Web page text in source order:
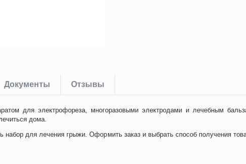
Документы Отзывы
для электрофореза, многоразовыми электродами и лечебным
дома.
набор для лечения грыжи. Оформить заказ и выбрать способ получения